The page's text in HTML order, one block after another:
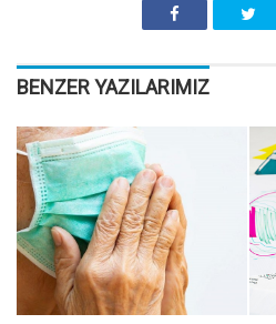
BENZER YAZILARIMIZ